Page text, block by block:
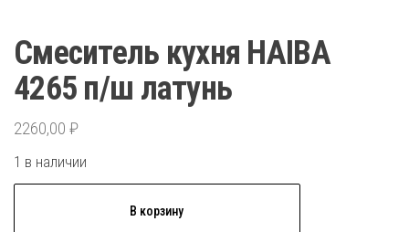
Смеситель кухня HAIBA
4265 п/ш латунь
2260,00 ₽
1 в наличии
В корзину